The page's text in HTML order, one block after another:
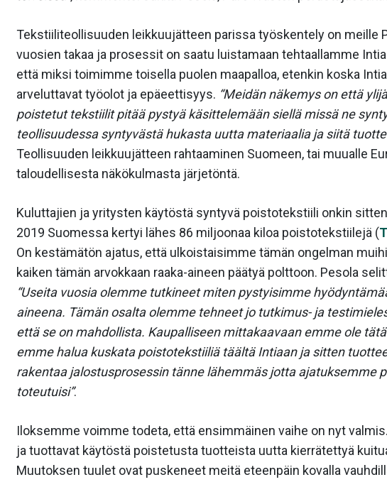
Tekstiiliteollisuuden leikkuujätteen parissa työskentely on meille
vuosien takaa ja prosessit on saatu luistamaan tehtaallamme
että miksi toimimme toisella puolen maapalloa, etenkin koska
arveluttavat työolot ja epäeettisyys. “Meidän näkemys on että
poistetut tekstiilit pitää pystyä käsittelemään siellä missä ne
teollisuudessa syntyvästä hukasta uutta materiaalia ja siitä
Teollisuuden leikkuujätteen rahtaaminen Suomeen, tai muualle
taloudellisesta näkökulmasta järjetöntä.
Kuluttajien ja yritysten käytöstä syntyvä poistotekstiili onkin
2019 Suomessa kertyi lähes 86 miljoonaa kiloa poistotekstiilejä (
On kestämätön ajatus, että ulkoistaisimme tämän ongelman
kaiken tämän arvokkaan raaka-aineen päätyä polttoon. Pesola
“Useita vuosia olemme tutkineet miten pystyisimme
aineena. Tämän osalta olemme tehneet jo tutkimus- ja
että se on mahdollista. Kaupalliseen mittakaavaan emme ole
emme halua kuskata poistotekstiiliä täältä Intiaan ja sitten
rakentaa jalostusprosessin tänne lähemmäs jotta ajatuksemme
toteutuisi”.
Iloksemme voimme todeta, että ensimmäinen vaihe on nyt
ja tuottavat käytöstä poistetusta tuotteista uutta kierrätettyä
Muutoksen tuulet ovat puskeneet meitä eteenpäin kovalla